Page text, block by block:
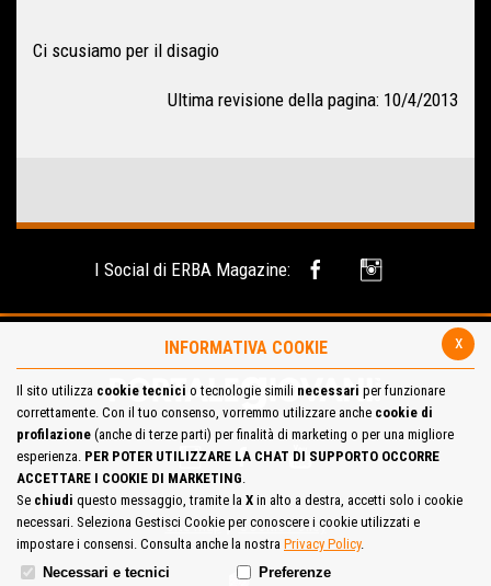
Ci scusiamo per il disagio
Ultima revisione della pagina: 10/4/2013
I Social di ERBA Magazine:
Site Map Cookie Policy
x
INFORMATIVA COOKIE
Il sito utilizza cookie tecnici o tecnologie simili necessari per funzionare
correttamente. Con il tuo consenso, vorremmo utilizzare anche cookie di
profilazione (anche di terze parti) per finalità di marketing o per una migliore
esperienza. PER POTER UTILIZZARE LA CHAT DI SUPPORTO OCCORRE
ACCETTARE I COOKIE DI MARKETING.
Se chiudi questo messaggio, tramite la X in alto a destra, accetti solo i cookie
necessari. Seleziona Gestisci Cookie per conoscere i cookie utilizzati e
impostare i consensi. Consulta anche la nostra Privacy Policy.
Necessari e tecnici
Preferenze